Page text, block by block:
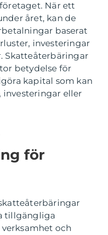
När ett
året, kan de
baserat
investeringar
Skatteåterbäringar
betydelse för
kapital som kan
investeringar eller
för
tillgängliga
och